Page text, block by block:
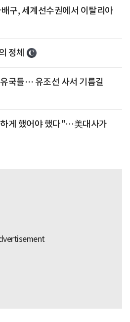
구, 세계선수권에서 이탈리아
정체
국들… 유조선 사서 기름길
게 했어야 했다"…美대사가